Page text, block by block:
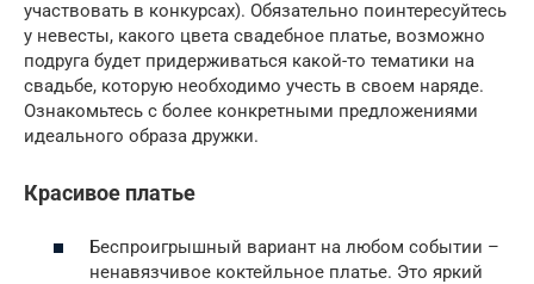
участвовать в конкурсах). Обязательно поинтересуйтесь
у невесты, какого цвета свадебное платье, возможно
подруга будет придерживаться какой-то тематики на
свадьбе, которую необходимо учесть в своем наряде.
Ознакомьтесь с более конкретными предложениями
идеального образа дружки.
Красивое платье
Беспроигрышный вариант на любом событии –
ненавязчивое коктейльное платье. Это яркий